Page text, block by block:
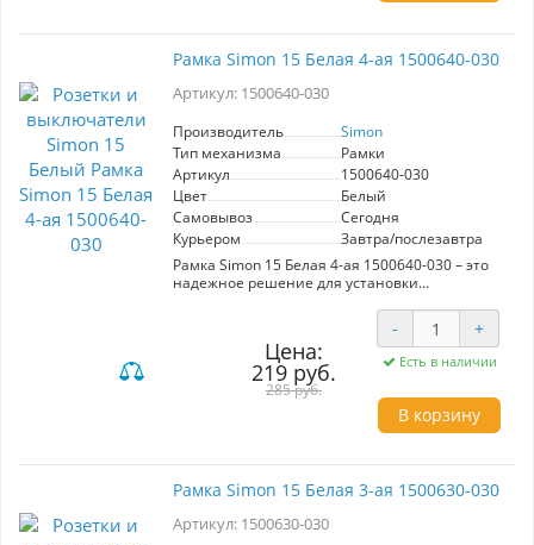
Применение рамки от Simon не только удобно,
но и эстетично, что делает ее отличным
выбором для размещения различных
электротехнических устройств. Выбирая Simon
15, вы делаете ставку на качество и стиль по
Рамка Simon 15 Белая 4-ая 1500640-030
Артикул: 1500640-030
Производитель
Simon
Тип механизма
Рамки
Артикул
1500640-030
Цвет
Белый
Самовывоз
Сегодня
Курьером
Завтра/послезавтра
Рамка Simon 15 Белая 4-ая 1500640-030 – это
надежное решение для установки
идеальное сочетание качества и стиля.
Изготавливаемая производителем Simon, эта
рамка отличается прочным железным
суппортом и накладкой из
высококачественного ABS пластика, что
гарантирует долгий срок службы. Элегантный
белый цвет рамки идеально вписывается в
современный стиль. Количество модулей в
рамке – 4, что позволяет удобно организовать
управление светом и другими
электроприборами. Выбирая рамку Simon 15,
вы получаете не только функциональный, но и
Цена:
219 руб.
285 руб.
- +
Есть в наличии
В корзину
Рамка Simon 15 Белая 3-ая 1500630-030
Артикул: 1500630-030